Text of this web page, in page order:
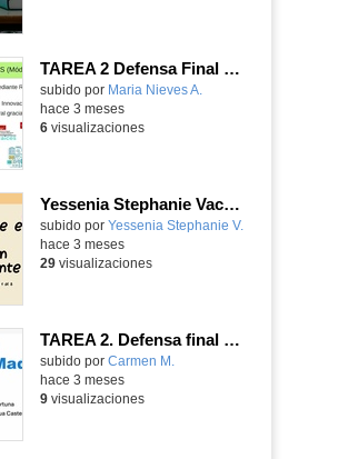
TAREA 2 Defensa Final María Nieves Arganda
Contenido educativo.
subido por Maria Nieves A.
hace 3 meses
6visualizaciones
Yessenia Stephanie Vaca Cazar_Defensa Porfolio_CID_Grupo 01
Contenido educativo.
subido por Yessenia Stephanie V.
hace 3 meses
29visualizaciones
TAREA 2. Defensa final del portafolio
subido por Carmen M.
hace 3 meses
9visualizaciones